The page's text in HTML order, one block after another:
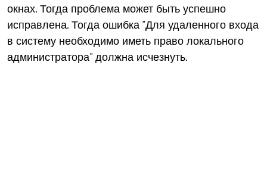
окнах. Тогда проблема может быть успешно
исправлена. Тогда ошибка "Для удаленного входа
в систему необходимо иметь право локального
администратора" должна исчезнуть.